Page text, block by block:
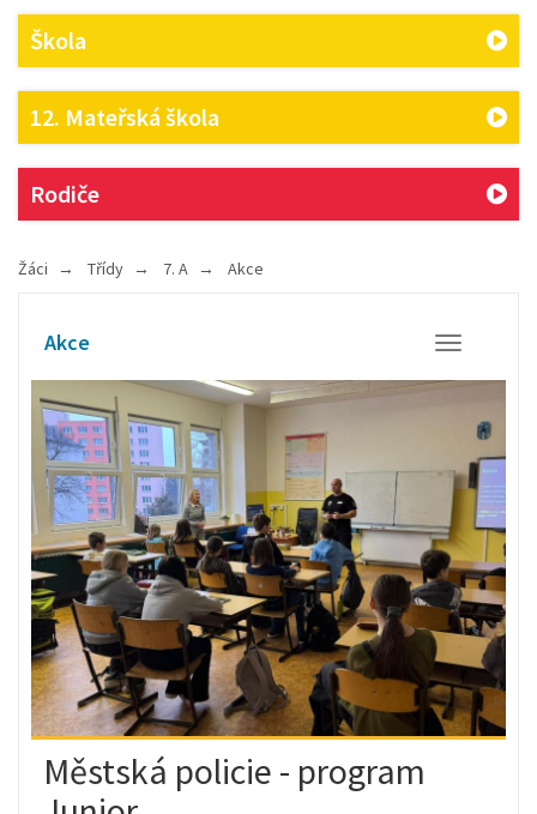
Škola
12. Mateřská škola
Rodiče
Žáci Třídy 7. A Akce
Otevřít/
Akce
Městská policie - program